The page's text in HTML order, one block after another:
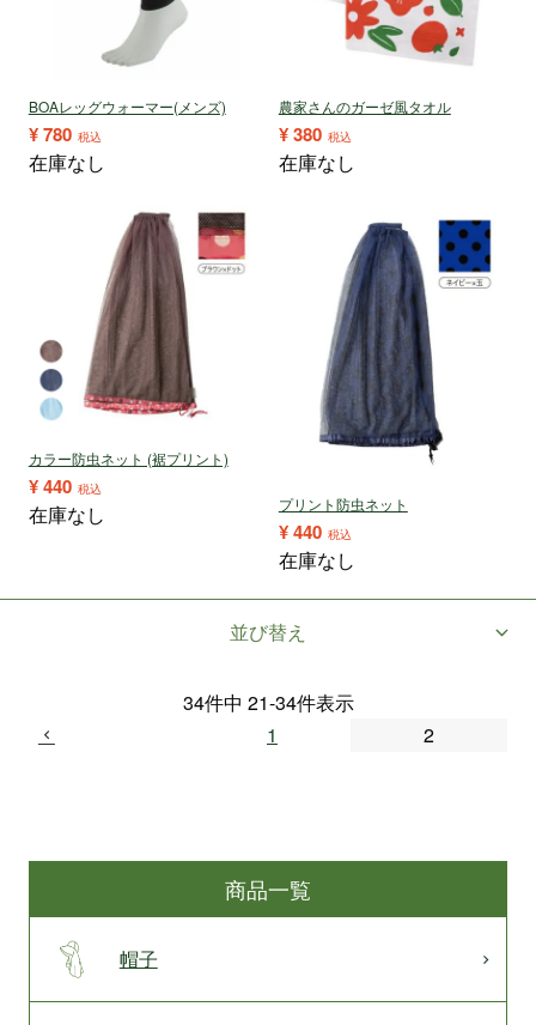
BOAレッグウォーマー(メンズ)
¥780 税込
在庫なし
農家さんのガーゼ風タオル
¥380 税込
在庫なし
カラー防虫ネット (裾プリント)
¥440 税込
在庫なし プリント防虫ネット
¥440 税込
在庫なし
並び替え
34件中 21-34件表示
1
2
商品一覧
帽子